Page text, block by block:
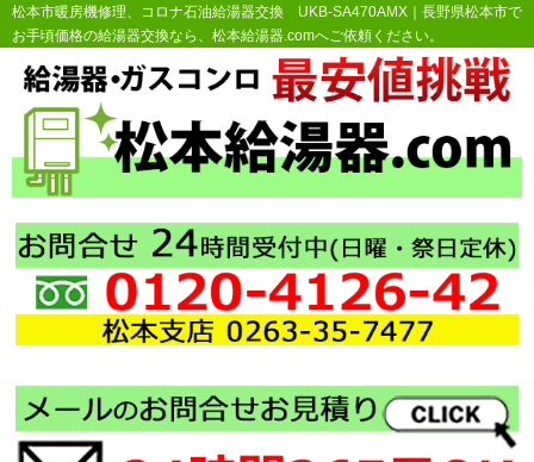
松本市暖房機修理、コロナ石油給湯器交換 UKB-SA470AMX｜長野県松本市で
お手頃価格の給湯器交換なら、松本給湯器.comへご依頼ください。